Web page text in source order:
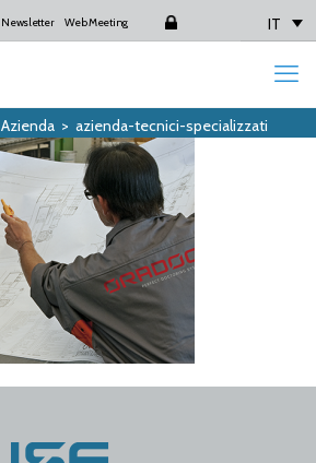
Newsletter Web Meeting IT
Azienda> azienda-tecnici-specializzati